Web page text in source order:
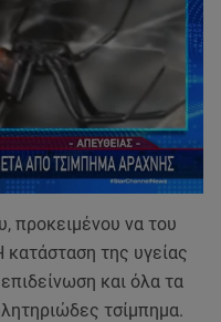
προκειμένου να του
της υγείας
και όλα τα
τσίμπημα.